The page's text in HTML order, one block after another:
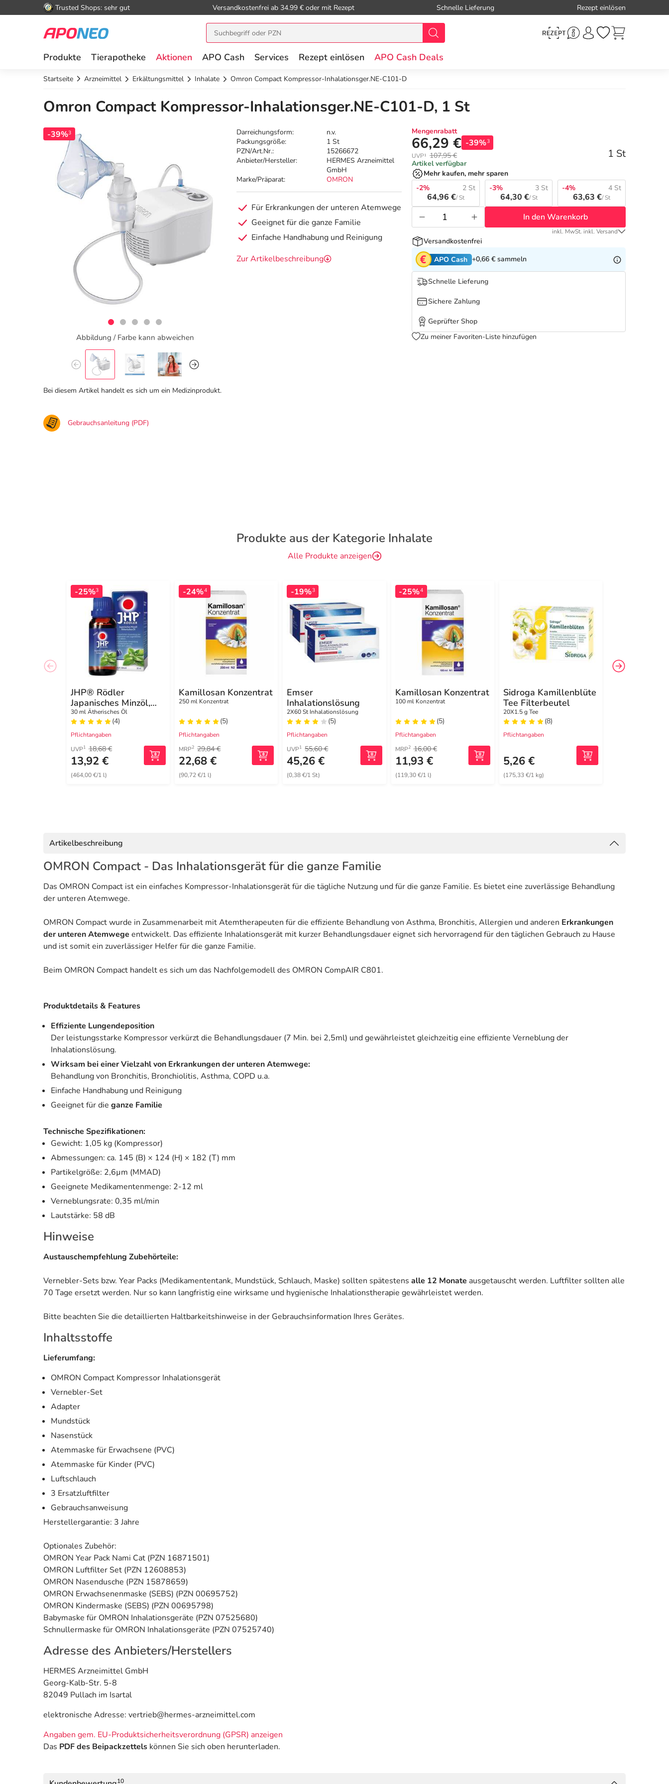
Trusted Shops: sehr gut Versandkostenfrei ab 34.99 € oder mit Rezept Schnelle Lieferung Rezept einlösen
Produkte Tierapotheke Aktionen APO Cash Services Rezept einlösen APO Cash Deals
Startseite Arzneimittel Erkältungsmittel Inhalate Omron Compact Kompressor-Inhalationsger.NE-C101-D
Omron Compact Kompressor-Inhalationsger.NE-C101-D, 1 St
-39%3
Abbildung / Farbe kann abweichen
Darreichungsform:
n.v.
Packungsgröße:
1 St
PZN/Art.Nr.:
15266672
Anbieter/Hersteller:
HERMES Arzneimittel
GmbH
Marke/Präparat:
OMRON
Für Erkrankungen der unteren Atemwege
Geeignet für die ganze Familie
Einfache Handhabung und Reinigung
Zur Artikelbeschreibung
Mengenrabatt
66,29 € -39%3
UVP¹ 107,95 € 1 St
Artikel verfügbar
Mehr kaufen, mehr sparen
-2%
2 St
64,96 €/ St
-3% 3 St
64,30 €/ St
-4% 4 St
63,63 €/ St
In den Warenkorb
inkl. MwSt. inkl. Versand
Versandkostenfrei
APO Cash +0,66 € sammeln
Schnelle Lieferung
Sichere Zahlung
Geprüfter Shop
Zu meiner Favoriten-Liste hinzufügen
Bei diesem Artikel handelt es sich um ein Medizinprodukt.
Gebrauchsanleitung (PDF)
Produkte aus der Kategorie Inhalate
Alle Produkte anzeigen
-25%3
JHP® Rödler
Japanisches Minzöl,
Ätherisches Öl
30 ml Ätherisches Öl
(4)
Pflichtangaben
UVP1 18,68 €
13,92 €
(464,00 €/1 l)
-24%4
Kamillosan Konzentrat
250 ml Konzentrat
(5)
Pflichtangaben
MRP2 29,84 €
22,68 €
(90,72 €/1 l)
-19%3
Emser
Inhalationslösung
2X60 St Inhalationslösung
(5)
Pflichtangaben
UVP1 55,60 €
45,26 €
(0,38 €/1 St)
-25%4
Kamillosan Konzentrat
100 ml Konzentrat
(5)
Pflichtangaben
MRP2 16,00 €
11,93 €
(119,30 €/1 l)
Sidroga Kamillenblüte
Tee Filterbeutel
20X1.5 g Tee
(8)
Pflichtangaben
5,26 €
(175,33 €/1 kg)
Artikelbeschreibung
OMRON Compact - Das Inhalationsgerät für die ganze Familie
Das OMRON Compact ist ein einfaches Kompressor-Inhalationsgerät für die tägliche Nutzung und für die ganze Familie. Es bietet eine zuverlässige Behandlung
der unteren Atemwege.
OMRON Compact wurde in Zusammenarbeit mit Atemtherapeuten für die effiziente Behandlung von Asthma, Bronchitis, Allergien und anderen Erkrankungen
der unteren Atemwege entwickelt. Das effiziente Inhalationsgerät mit kurzer Behandlungsdauer eignet sich hervorragend für den täglichen Gebrauch zu Hause
und ist somit ein zuverlässiger Helfer für die ganze Familie.
Beim OMRON Compact handelt es sich um das Nachfolgemodell des OMRON CompAIR C801.
Produktdetails & Features
Effiziente Lungendeposition
Der leistungsstarke Kompressor verkürzt die Behandlungsdauer (7 Min. bei 2,5ml) und gewährleistet gleichzeitig eine effiziente Verneblung der
Inhalationslösung.
Wirksam bei einer Vielzahl von Erkrankungen der unteren Atemwege:
Behandlung von Bronchitis, Bronchiolitis, Asthma, COPD u.a.
Einfache Handhabung und Reinigung
Geeignet für die ganze Familie
Technische Spezifikationen:
Gewicht: 1,05 kg (Kompressor)
Abmessungen: ca. 145 (B) × 124 (H) × 182 (T) mm
Partikelgröße: 2,6µm (MMAD)
Geeignete Medikamentenmenge: 2-12 ml
Verneblungsrate: 0,35 ml/min
Lautstärke: 58 dB
Hinweise
Austauschempfehlung Zubehörteile:
Vernebler-Sets bzw. Year Packs (Medikamententank, Mundstück, Schlauch, Maske) sollten spätestens alle 12 Monate ausgetauscht werden. Luftfilter sollten alle
70 Tage ersetzt werden. Nur so kann langfristig eine wirksame und hygienische Inhalationstherapie gewährleistet werden.
Bitte beachten Sie die detaillierten Haltbarkeitshinweise in der Gebrauchsinformation Ihres Gerätes.
Inhaltsstoffe
Lieferumfang:
OMRON Compact Kompressor Inhalationsgerät
Vernebler-Set
Adapter
Mundstück
Nasenstück
Atemmaske für Erwachsene (PVC)
Atemmaske für Kinder (PVC)
Luftschlauch
3 Ersatzluftfilter
Gebrauchsanweisung
Herstellergarantie: 3 Jahre
Optionales Zubehör:
OMRON Year Pack Nami Cat (PZN 16871501)
OMRON Luftfilter Set (PZN 12608853)
OMRON Nasendusche (PZN 15878659)
OMRON Erwachsenenmaske (SEBS) (PZN 00695752)
OMRON Kindermaske (SEBS) (PZN 00695798)
Babymaske für OMRON Inhalationsgeräte (PZN 07525680)
Schnullermaske für OMRON Inhalationsgeräte (PZN 07525740)
Adresse des Anbieters/Herstellers
HERMES Arzneimittel GmbH
Georg-Kalb-Str. 5-8
82049 Pullach im Isartal
elektronische Adresse: vertrieb@hermes-arzneimittel.com
Angaben gem. EU-Produktsicherheitsverordnung (GPSR) anzeigen
Das PDF des Beipackzettels können Sie sich oben herunterladen.
10